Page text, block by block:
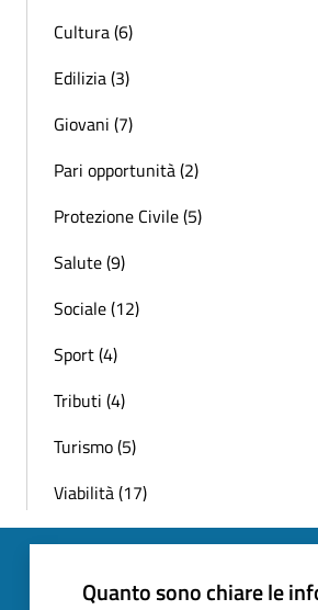
Cultura (6)
Edilizia (3)
Giovani (7)
Pari opportunità (2)
Protezione Civile (5)
Salute (9)
Sociale (12)
Sport (4)
Tributi (4)
Turismo (5)
Viabilità (17)
Quanto sono chiare le